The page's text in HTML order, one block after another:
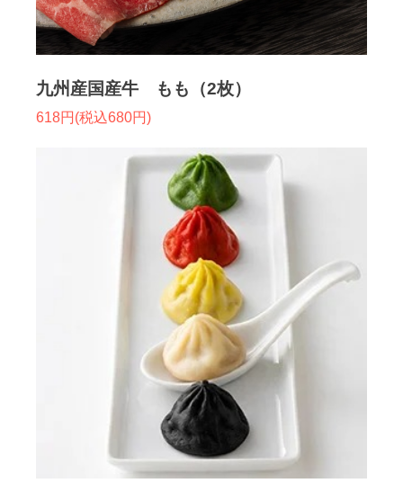
九州産国産牛 もも（2枚）
618円(税込680円)